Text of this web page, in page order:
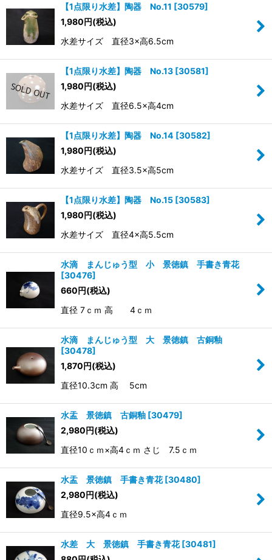
【1点限り水差】陶器 No.11 [30579]
1,980円(税込)
水差サイズ 直径3×高6.5cm
【1点限り水差】陶器 No.13 [30581]
1,980円(税込)
水差サイズ 直径6.5×高4cm
【1点限り水差】陶器 No.14 [30582]
1,980円(税込)
水差サイズ 直径3.5×高5cm
【1点限り水差】陶器 No.15 [30583]
1,980円(税込)
水差サイズ 直径4×高5.5cm
水滴 まんじゅう型 小 景徳鎮 手書き青花
[30476]
660円(税込)
直径 7ｃｍ 高 4ｃｍ
水滴 まんじゅう型 大 景徳鎮 古銅釉
[30478]
1,870円(税込)
直径10.3cm 高 5cm
水盂 景徳鎮 古銅釉 [30479]
2,980円(税込)
直径10ｃｍ×高4ｃｍ さじ 7.5ｃｍ
水盂 景徳鎮 手書き青花 [30480]
2,980円(税込)
直径9.5×高4ｃｍ
水差 大 景徳鎮 手書き青花 [30481]